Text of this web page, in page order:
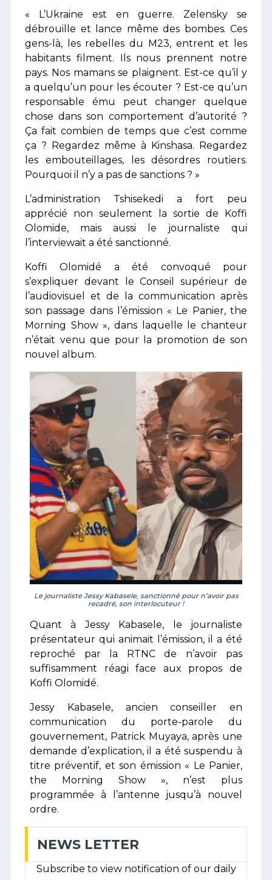
« L’Ukraine est en guerre. Zelensky se
débrouille et lance même des bombes. Ces
gens-là, les rebelles du M23, entrent et les
habitants filment. Ils nous prennent notre
pays. Nos mamans se plaignent. Est-ce qu’il y
a quelqu’un pour les écouter ? Est-ce qu’un
responsable ému peut changer quelque
chose dans son comportement d’autorité ?
Ça fait combien de temps que c’est comme
ça ? Regardez même à Kinshasa. Regardez
les embouteillages, les désordres routiers.
Pourquoi il n’y a pas de sanctions ? »
L’administration Tshisekedi a fort peu
apprécié non seulement la sortie de Koffi
Olomide, mais aussi le journaliste qui
l’interviewait a été sanctionné.
Koffi Olomidé a été convoqué pour
s’expliquer devant le Conseil supérieur de
l’audiovisuel et de la communication après
son passage dans l’émission « Le Panier, the
Morning Show », dans laquelle le chanteur
n’était venu que pour la promotion de son
nouvel album.
Le journaliste Jessy Kabasele, sanctionné pour n’avoir pas
recadré, son interlocuteur !
Quant à Jessy Kabasele, le journaliste
présentateur qui animait l’émission, il a été
reproché par la RTNC de n’avoir pas
suffisamment réagi face aux propos de
Koffi Olomidé.
Jessy Kabasele, ancien conseiller en
communication du porte-parole du
gouvernement, Patrick Muyaya, après une
demande d’explication, il a été suspendu à
titre préventif, et son émission « Le Panier,
the Morning Show », n’est plus
programmée à l’antenne jusqu’à nouvel
ordre.
NEWS LETTER
Subscribe to view notification of our daily